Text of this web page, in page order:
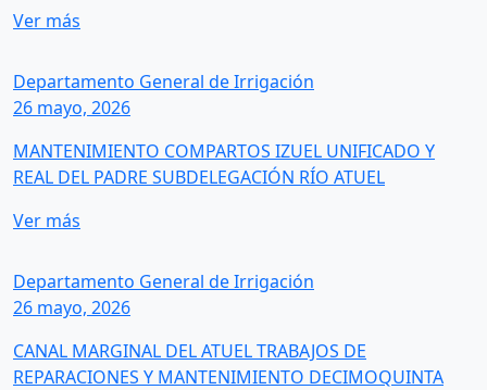
Ver más
Departamento General de Irrigación
26 mayo, 2026
MANTENIMIENTO COMPARTOS IZUEL UNIFICADO Y
REAL DEL PADRE SUBDELEGACIÓN RÍO ATUEL
Ver más
Departamento General de Irrigación
26 mayo, 2026
CANAL MARGINAL DEL ATUEL TRABAJOS DE
REPARACIONES Y MANTENIMIENTO DECIMOQUINTA